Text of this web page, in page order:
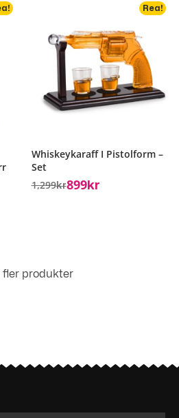
Rea!
Whiskeykaraff I Pistolform –
Set
1,299Kr899Kr
fler produkter